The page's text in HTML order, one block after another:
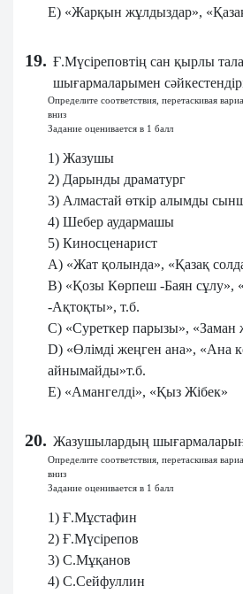
E) «Жарқын жұлдыздар»,
19. Ғ.Мүсіреповтің сан қырлы
шығармаларымен
Определите соответствия, перетаскивая
вниз
Задание оценивается в 1 балл
1) Жазушы
2) Дарынды драматург
3) Алмастай өткір алымды
4) Шебер аудармашы
5) Киносценарист
A) «Жат қолында», «Қазақ
B) «Қозы Көрпеш -Баян сұлу»,
-Ақтоқты», т.б.
C) «Суреткер парызы», «Заман
D) «Өлімді жеңген ана», «Ана
айнымайды»т.б.
E) «Амангелді», «Қыз Жібек»
20. Жазушылардың шығармаларын
Определите соответствия, перетаскивая
вниз
Задание оценивается в 1 балл
1) Ғ.Мұстафин
2) Ғ.Мүсірепов
3) С.Мұқанов
4) С.Сейфуллин